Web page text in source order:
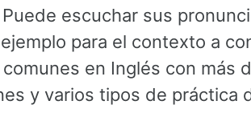
escuchar sus
para el contexto a
en Inglés con más
y varios tipos de práctica